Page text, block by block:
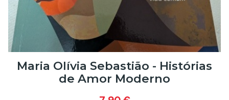
Maria Olívia Sebastião - Histórias
de Amor Moderno